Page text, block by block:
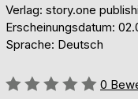
Verlag: story.one
Erscheinungsdatum:
Sprache: Deutsch
Bewertung::
0